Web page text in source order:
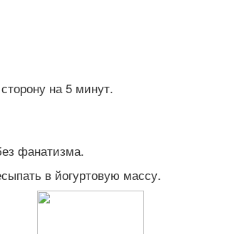
на 5 минут.
фанатизма.
в йогуртовую массу.